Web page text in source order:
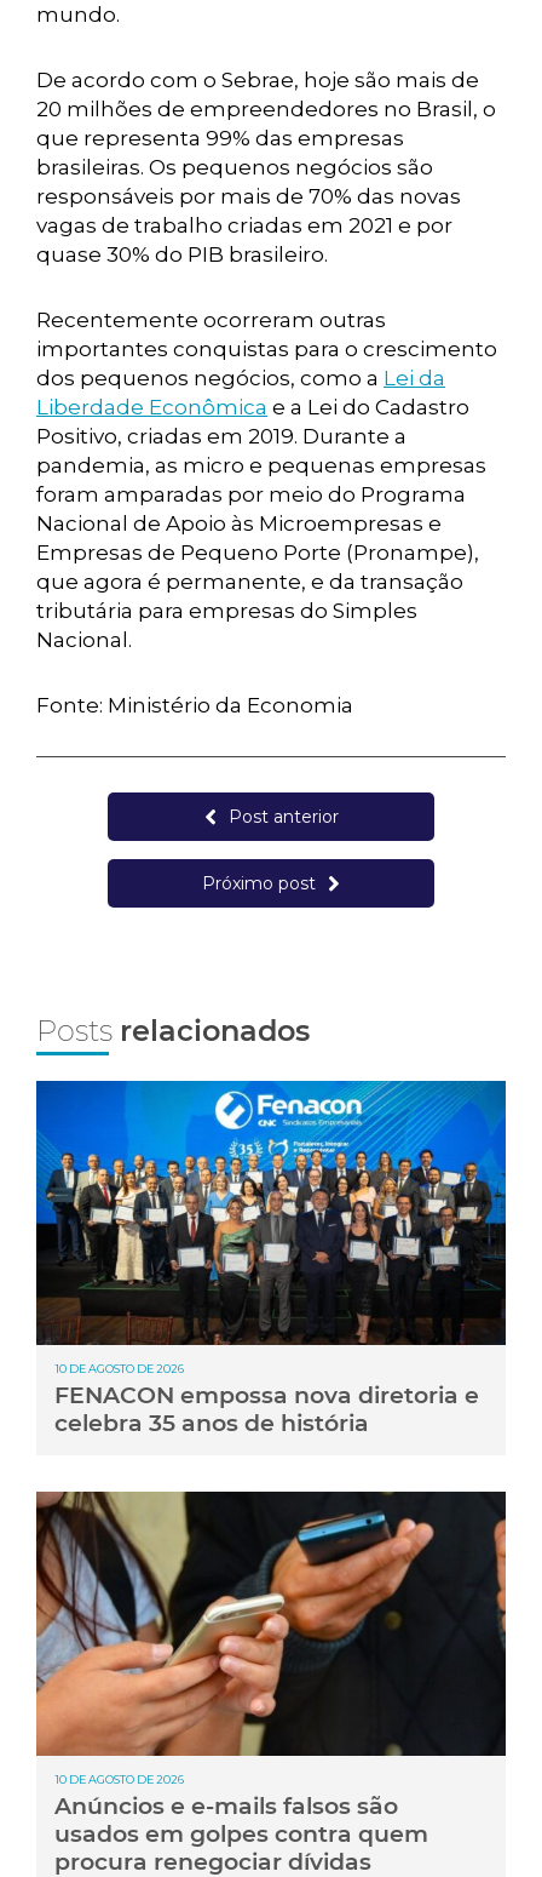
mundo.
De acordo com o Sebrae, hoje são mais de
20 milhões de empreendedores no Brasil, o
que representa 99% das empresas
brasileiras. Os pequenos negócios são
responsáveis por mais de 70% das novas
vagas de trabalho criadas em 2021 e por
quase 30% do PIB brasileiro.
Recentemente ocorreram outras
importantes conquistas para o crescimento
dos pequenos negócios, como a Lei da
Liberdade Econômica e a Lei do Cadastro
Positivo, criadas em 2019. Durante a
pandemia, as micro e pequenas empresas
foram amparadas por meio do Programa
Nacional de Apoio às Microempresas e
Empresas de Pequeno Porte (Pronampe),
que agora é permanente, e da transação
tributária para empresas do Simples
Nacional.
Fonte: Ministério da Economia
Post anterior
Próximo post
Posts relacionados
10 DE AGOSTO DE 2026
FENACON empossa nova diretoria e
celebra 35 anos de história
10 DE AGOSTO DE 2026
Anúncios e e-mails falsos são
usados em golpes contra quem
procura renegociar dívidas